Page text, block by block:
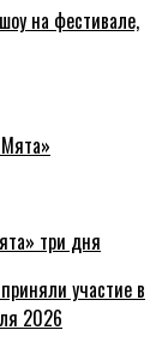
на фестивале,
три дня
участие в
2026